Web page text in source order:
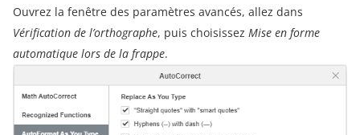
Ouvrez la fenêtre des paramètres avancés, allez dans
Vérification de l’orthographe, puis choisissez Mise en forme
automatique lors de la frappe.